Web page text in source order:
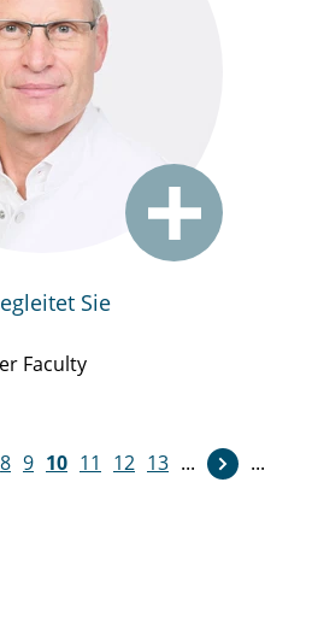
Sie
Faculty
8 9 10 11 12 13 ...
...